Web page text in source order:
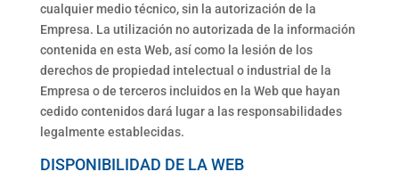
cualquier medio técnico, sin la autorización de la
Empresa. La utilización no autorizada de la información
contenida en esta Web, así como la lesión de los
derechos de propiedad intelectual o industrial de la
Empresa o de terceros incluidos en la Web que hayan
cedido contenidos dará lugar a las responsabilidades
legalmente establecidas.
DISPONIBILIDAD DE LA WEB